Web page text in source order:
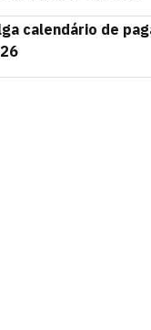
calendário de